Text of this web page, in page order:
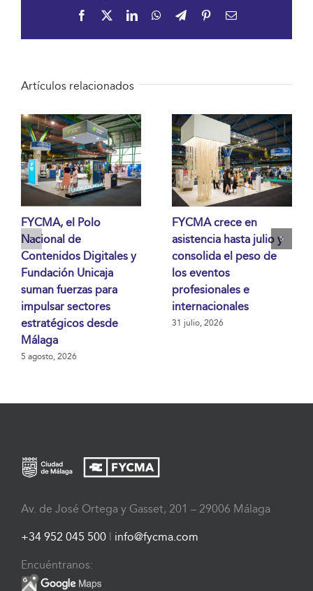
Facebook LinkedInWhatsApp
TelegramPinterestCorreo
Artículos relacionados
FYCMA, el Polo
Nacional de
Contenidos Digitales y
Fundación Unicaja
suman fuerzas para
impulsar sectores
estratégicos desde
Málaga
5 agosto, 2026
FYCMA crece en
asistencia hasta julio y
consolida el peso de
los eventos
profesionales e
internacionales
31 julio, 2026
Av. de José Ortega y Gasset, 201 – 29006 Málaga
+34 952 045 500 info@fycma.com
Encuéntranos: